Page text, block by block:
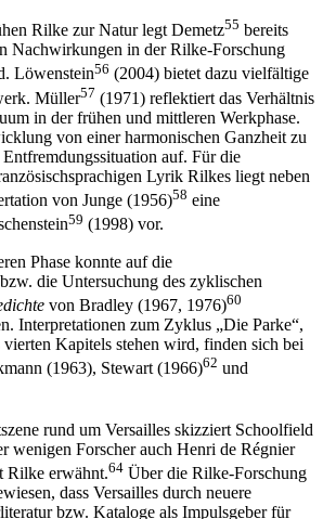
Rilke zur Natur legt Demetz55 bereits
Nachwirkungen in der Rilke-Forschung
Löwenstein56 (2004) bietet dazu vielfältige
Müller57 (1971) reflektiert das Verhältnis
in der frühen und mittleren Werkphase.
von einer harmonischen Ganzheit zu
auf. Für die
Lyrik Rilkes liegt neben
von Junge (1956)58 eine
59 (1998) vor.
Phase konnte auf die
die Untersuchung des zyklischen
von Bradley (1967, 1976)60
Interpretationen zum Zyklus „Die Parke“,
Kapitels stehen wird, finden sich bei
(1963), Stewart (1966)62 und
rund um Versailles skizziert Schoolfield
wenigen Forscher auch Henri de Régnier
Rilke erwähnt.64 Über die Rilke-Forschung
dass Versailles durch neuere
bzw. Kataloge als Impulsgeber für